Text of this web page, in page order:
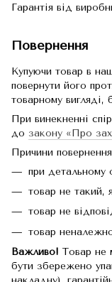
Гарантія від
Повернення
Купуючи товар в
повернути його
товарному вигляді,
При винекненні
до закону «Про
Причини
при детальному
товар не такий,
товар не
товар
Важливо! Товар не
бути збережено